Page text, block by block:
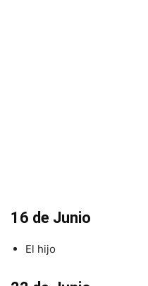
16 de Junio
El hijo